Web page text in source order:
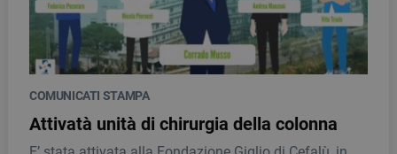
COMUNICATI STAMPA
Attivatà unità di chirurgia della colonna